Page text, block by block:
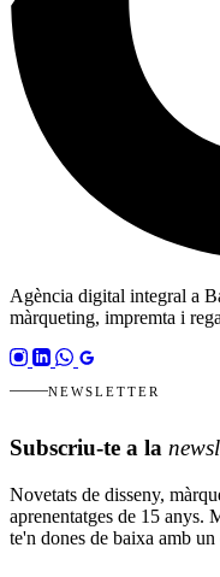
Agència digital integral a
màrqueting, impremta i
NEWSLETTER
Subscriu-te a la
Novetats de disseny,
aprenentatges de 15 anys.
te'n dones de baixa amb